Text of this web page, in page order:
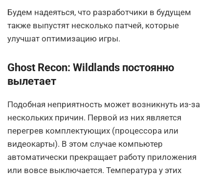
Будем надеяться, что разработчики в будущем
также выпустят несколько патчей, которые
улучшат оптимизацию игры.
Ghost Recon: Wildlands постоянно
вылетает
Подобная неприятность может возникнуть из-за
нескольких причин. Первой из них является
перегрев комплектующих (процессора или
видеокарты). В этом случае компьютер
автоматически прекращает работу приложения
или вовсе выключается. Температура у этих